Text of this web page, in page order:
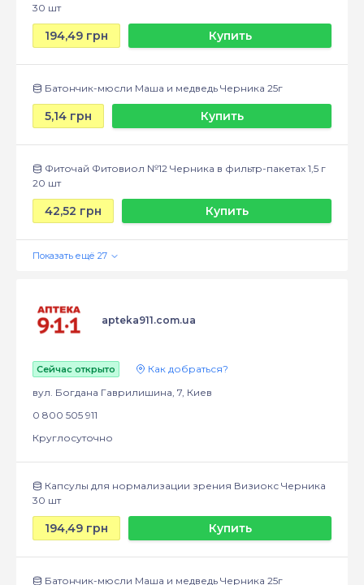
30 шт
194,49 грн Купить
Батончик-мюсли Маша и медведь Черника 25г
5,14 грн Купить
Фиточай Фитовиол №12 Черника в фильтр-пакетах 1,5 г
20 шт
42,52 грн Купить
apteka911.com.ua
Сейчас открыто
Как добраться?
вул. Богдана Гаврилишина, 7, Киев
0 800 505 911
Круглосуточно
Капсулы для нормализации зрения Визиокс Черника
30 шт
194,49 грн Купить
Батончик-мюсли Маша и медведь Черника 25г